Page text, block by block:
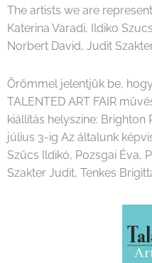
The artists we are
Katerina Varadi, Ildiko
Norbert David, Judit
Örömmel jelentjük be,
TALENTED ART FAIR
kiállítás helyszine: Brighton
július 3-ig Az általunk
Szűcs Ildikó, Pozsgai Éva,
Szakter Judit, Tenkes